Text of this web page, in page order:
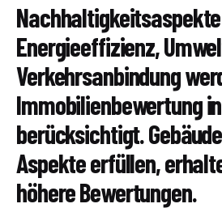
Energieeffizienz,
Verkehrsanbindung
Immobilienbewertung
berücksichtigt.
Aspekte erfüllen,
höhere Bewertungen.